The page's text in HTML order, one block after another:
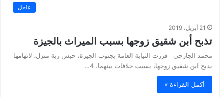
عاجل
21 أبريل، 2019
تذبح أبن شقيق زوجها بسبب الميراث بالجيزة
محمد الجارحي قررت النيابة العامة بجنوب الجيزة، حبس ربة منزل، لاتهامها
بذبح ابن شقيق زوجها، بسبب خلافات بينهما، 4…
أكمل القراءة »